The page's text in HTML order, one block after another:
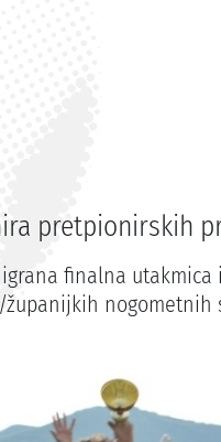
pretpionirskih
finalna
nogometnih